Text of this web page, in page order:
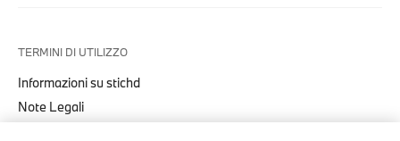
TERMINI DI UTILIZZO
Informazioni su stichd
Note Legali